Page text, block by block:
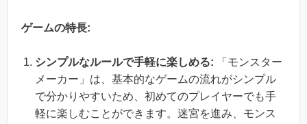
ゲームの特長:
シンプルなルールで手軽に楽しめる: 「モンスター
メーカー」は、基本的なゲームの流れがシンプル
で分かりやすいため、初めてのプレイヤーでも手
軽に楽しむことができます。迷宮を進み、モンス